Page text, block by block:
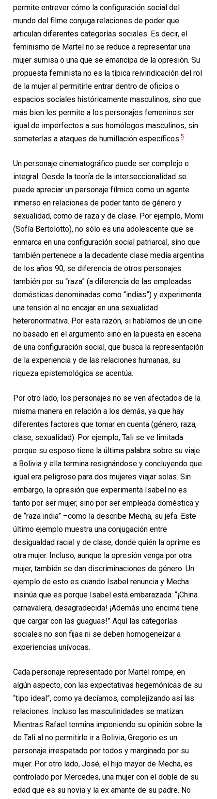
permite entrever cómo la configuración social del
mundo del filme conjuga relaciones de poder que
articulan diferentes categorías sociales. Es decir, el
feminismo de Martel no se reduce a representar una
mujer sumisa o una que se emancipa de la opresión. Su
propuesta feminista no es la típica reivindicación del rol
de la mujer al permitirle entrar dentro de oficios o
espacios sociales históricamente masculinos, sino que
más bien les permite a los personajes femeninos ser
igual de imperfectos a sus homólogos masculinos, sin
someterlas a ataques de humillación específicos.5
Un personaje cinematográfico puede ser complejo e
integral. Desde la teoría de la interseccionalidad se
puede apreciar un personaje fílmico como un agente
inmerso en relaciones de poder tanto de género y
sexualidad, como de raza y de clase. Por ejemplo, Momi
(Sofía Bertolotto), no sólo es una adolescente que se
enmarca en una configuración social patriarcal, sino que
también pertenece a la decadente clase media argentina
de los años 90, se diferencia de otros personajes
también por su “raza” (a diferencia de las empleadas
domésticas denominadas como “indias”) y experimenta
una tensión al no encajar en una sexualidad
heteronormativa. Por esta razón, si hablamos de un cine
no basado en el argumento sino en la puesta en escena
de una configuración social, que busca la representación
de la experiencia y de las relaciones humanas, su
riqueza epistemológica se acentúa.
Por otro lado, los personajes no se ven afectados de la
misma manera en relación a los demás, ya que hay
diferentes factores que tomar en cuenta (género, raza,
clase, sexualidad). Por ejemplo, Tali se ve limitada
porque su esposo tiene la última palabra sobre su viaje
a Bolivia y ella termina resignándose y concluyendo que
igual era peligroso para dos mujeres viajar solas. Sin
embargo, la opresión que experimenta Isabel no es
tanto por ser mujer, sino por ser empleada doméstica y
de “raza india” –como la describe Mecha, su jefa. Este
último ejemplo muestra una conjugación entre
desigualdad racial y de clase, donde quién la oprime es
otra mujer. Incluso, aunque la opresión venga por otra
mujer, también se dan discriminaciones de género. Un
ejemplo de esto es cuando Isabel renuncia y Mecha
insinúa que es porque Isabel está embarazada: “¡China
carnavalera, desagradecida! ¡Además uno encima tiene
que cargar con las guaguas!” Aquí las categorías
sociales no son fijas ni se deben homogeneizar a
experiencias unívocas.
Cada personaje representado por Martel rompe, en
algún aspecto, con las expectativas hegemónicas de su
“tipo ideal”, como ya decíamos, complejizando así las
relaciones. Incluso las masculinidades se matizan.
Mientras Rafael termina imponiendo su opinión sobre la
de Tali al no permitirle ir a Bolivia, Gregorio es un
personaje irrespetado por todos y marginado por su
mujer. Por otro lado, José, el hijo mayor de Mecha, es
controlado por Mercedes, una mujer con el doble de su
edad que es su novia y la ex amante de su padre. No